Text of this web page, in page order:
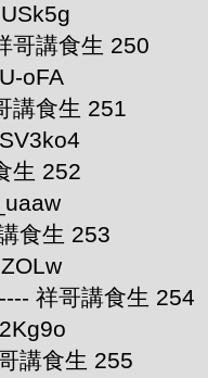
哥講食生 250
oFA
講食生 251
生 252
食生 253
祥哥講食生 254
講食生 255